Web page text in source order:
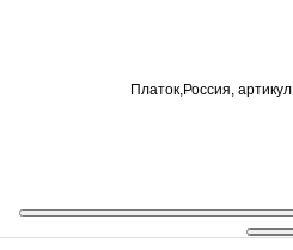
Платок,Россия,